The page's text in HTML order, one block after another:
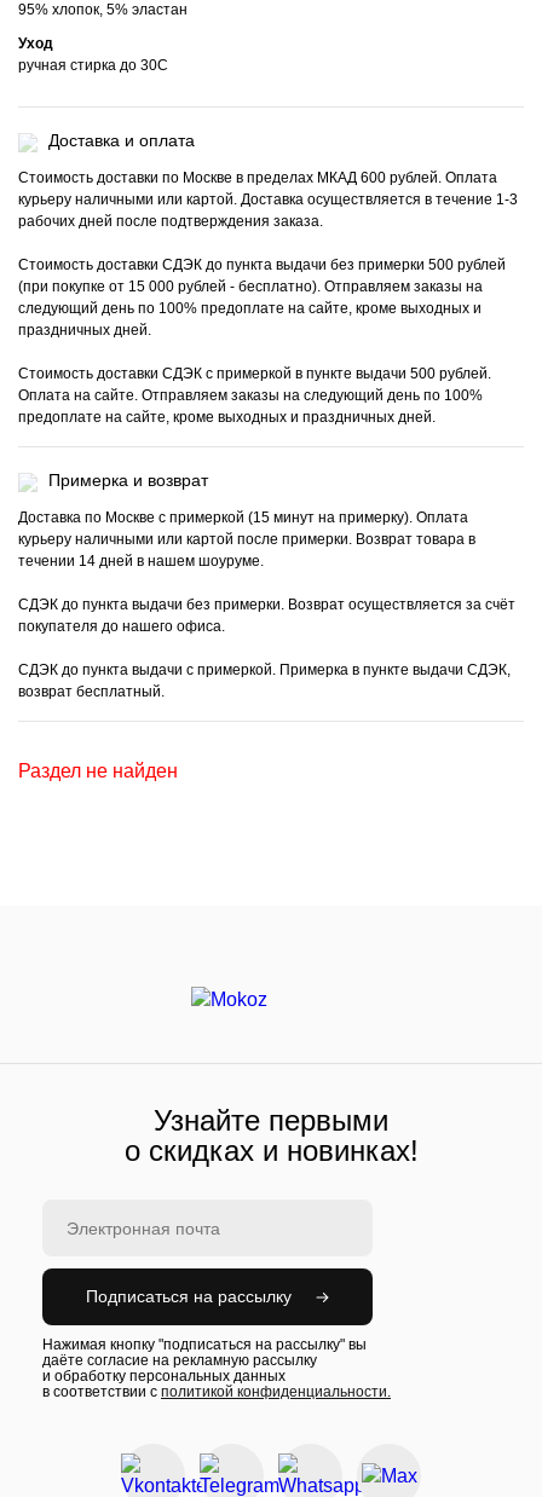
95% хлопок, 5% эластан
Уход
ручная стирка до 30С
Доставка и оплата
Стоимость доставки по Москве в пределах МКАД 600 рублей. Оплата
курьеру наличными или картой. Доставка осуществляется в течение 1-3
рабочих дней после подтверждения заказа.
Стоимость доставки СДЭК до пункта выдачи без примерки 500 рублей
(при покупке от 15 000 рублей - бесплатно). Отправляем заказы на
следующий день по 100% предоплате на сайте, кроме выходных и
праздничных дней.
Стоимость доставки СДЭК с примеркой в пункте выдачи 500 рублей.
Оплата на сайте. Отправляем заказы на следующий день по 100%
предоплате на сайте, кроме выходных и праздничных дней.
Примерка и возврат
Доставка по Москве с примеркой (15 минут на примерку). Оплата
курьеру наличными или картой после примерки. Возврат товара в
течении 14 дней в нашем шоуруме.
СДЭК до пункта выдачи без примерки. Возврат осуществляется за счёт
покупателя до нашего офиса.
СДЭК до пункта выдачи с примеркой. Примерка в пункте выдачи СДЭК,
возврат бесплатный.
Раздел не найден
Узнайте первыми
о скидках и новинках!
Подписаться на рассылку
Нажимая кнопку "подписаться на рассылку" вы
даёте согласие на рекламную рассылку
и обработку персональных данных
в соответствии с политикой конфиденциальности.